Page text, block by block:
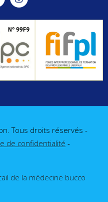
Tous droits réservés -
de confidentialité -
de la médecine bucco